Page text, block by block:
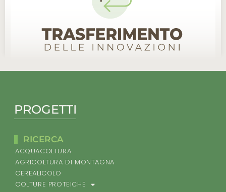
PROGETTI
RICERCA
ACQUACOLTURA
AGRICOLTURA DI MONTAGNA
CEREALICOLO
COLTURE PROTEICHE